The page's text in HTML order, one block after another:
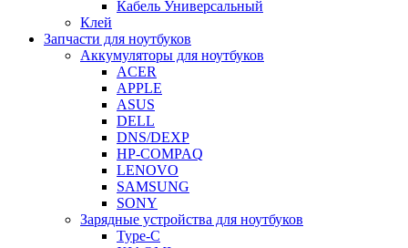
Кабель Универсальный
Клей
Запчасти для ноутбуков
Аккумуляторы для ноутбуков
ACER
APPLE
ASUS
DELL
DNS/DEXP
HP-COMPAQ
LENOVO
SAMSUNG
SONY
Зарядные устройства для ноутбуков
Type-C